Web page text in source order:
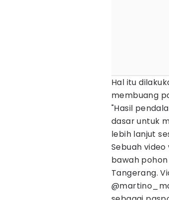
Hal itu
membuang
"Hasil
dasar untuk
lebih lanjut
Sebuah
bawah pohon
Tangerang.